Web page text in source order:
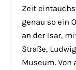
Zeit
genau so ein
an der Isar,
Straße,
Museum. Von